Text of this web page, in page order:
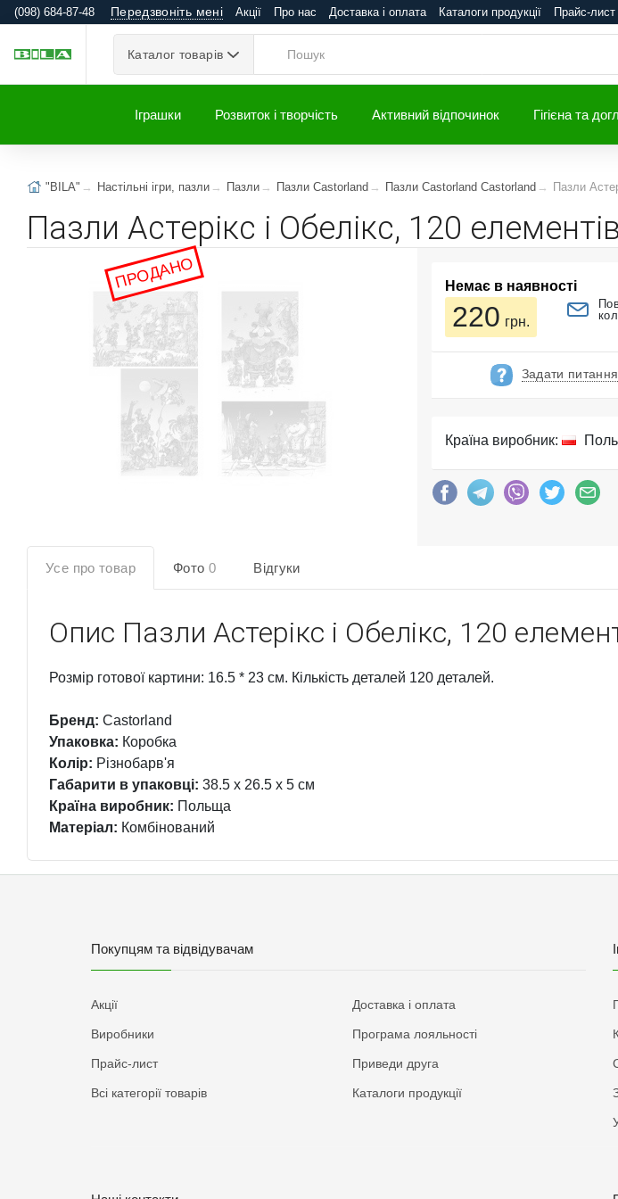
(098) 684-87-48 Передзвоніть мені Акції Про нас Доставка і оплата Каталоги продукції Прайс-лист
Каталог товарів
Іграшки Розвиток і творчість Активний відпочинок Гігієна та
"BILA" Настільні ігри, пазли Пазли Пазли Castorland Пазли Castorland Castorland Пазли
Пазли Астерікс і Обелікс, 120 елементів
ПРОДАНО Немає в наявності
220 грн.
Задати питання
Країна виробник:
Усе про товар Фото 0 Відгуки
Опис Пазли Астерікс і Обелікс, 120
Розмір готової картини: 16.5 * 23 см. Кількість деталей 120 деталей.
Бренд: Castorland
Упаковка: Коробка
Колір: Різнобарв'я
Габарити в упаковці: 38.5 x 26.5 x 5 см
Країна виробник: Польща
Матеріал: Комбінований
Покупцям та відвідувачам
Акції
Виробники
Прайс-лист
Всі категорії товарів
Доставка і оплата
Програма лояльності
Приведи друга
Каталоги продукції